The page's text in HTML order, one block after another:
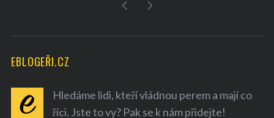
EBLOGEŘI.CZ
Hledáme lidi, kteří vládnou perem a mají co
říci. Jste to vy? Pak se k nám přidejte!